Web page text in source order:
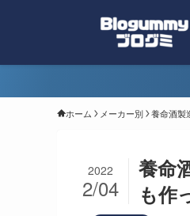
ホーム メーカー別 養命酒製
養命
も作
2022
2/04